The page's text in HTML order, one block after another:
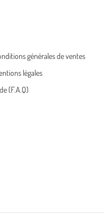
générales de ventes
légales
(F.A.Q)